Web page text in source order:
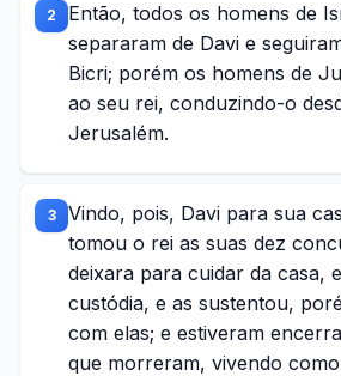
2
Então, todos os homens de
separaram de Davi e
Bicri; porém os homens de
ao seu rei, conduzindo-o
Jerusalém.
3
Vindo, pois, Davi para sua
tomou o rei as suas dez
deixara para cuidar da casa,
custódia, e as sustentou,
com elas; e estiveram
que morreram, vivendo